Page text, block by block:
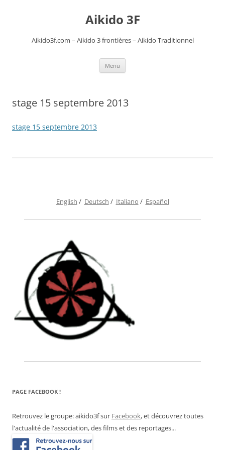
Aikido 3F
Aikido3f.com – Aikido 3 frontières – Aikido Traditionnel
Menu
stage 15 septembre 2013
stage 15 septembre 2013
English / Deutsch / Italiano / Español
PAGE FACEBOOK !
Retrouvez le groupe: aikido3f sur Facebook, et découvrez toutes
l'actualité de l'association, des films et des reportages...